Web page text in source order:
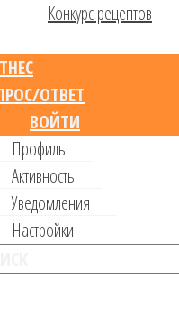
Конкурс рецептов
ОТВЕТ
ВОЙТИ
Профиль
Активность
Уведомления
Настройки